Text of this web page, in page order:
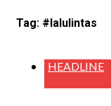
Tag: #lalulintas
HEADLINE